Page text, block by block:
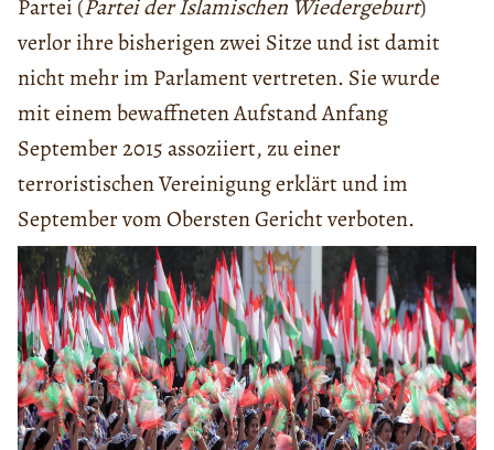
Partei (Partei der Islamischen Wiedergeburt)
verlor ihre bisherigen zwei Sitze und ist damit
nicht mehr im Parlament vertreten. Sie wurde
mit einem bewaffneten Aufstand Anfang
September 2015 assoziiert, zu einer
terroristischen Vereinigung erklärt und im
September vom Obersten Gericht verboten.